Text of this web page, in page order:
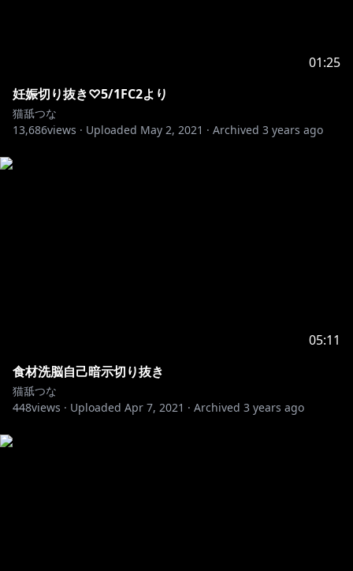
01:25
妊娠切り抜き♡5/1FC2より
猫舐つな
13,686views · Uploaded May 2, 2021 · Archived 3 years ago
05:11
食材洗脳自己暗示切り抜き
猫舐つな
448views · Uploaded Apr 7, 2021 · Archived 3 years ago